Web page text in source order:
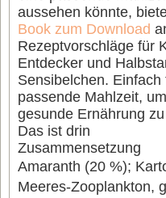
aussehen könnte,
Book zum Download
Rezeptvorschläge für
Entdecker und
Sensibelchen.
passende Mahlzeit,
gesunde Ernährung
Das ist drin
Zusammensetzung
Amaranth (20 %);
Meeres-Zooplankton,